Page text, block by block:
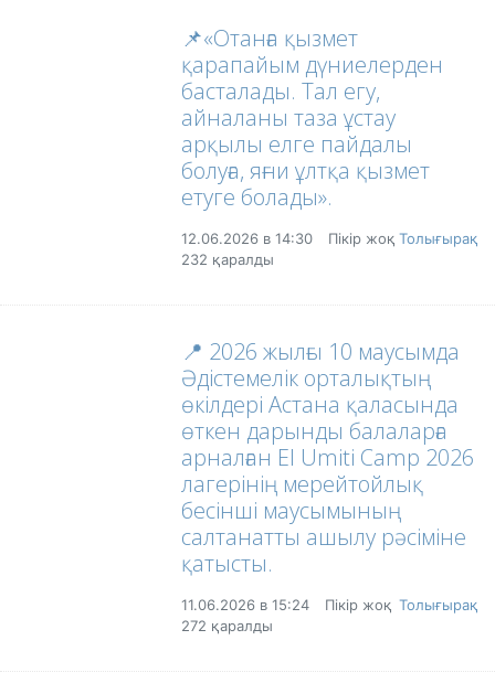
📌«Отанға қызмет
қарапайым дүниелерден
басталады. Тал егу,
айналаны таза ұстау
арқылы елге пайдалы
болуға, яғни ұлтқа қызмет
етуге болады».
Толығырақ
12.06.2026 в 14:30
Пікір жоқ
232 қаралды
📍 2026 жылғы 10 маусымда
Әдістемелік орталықтың
өкілдері Астана қаласында
өткен дарынды балаларға
арналған El Umiti Camp 2026
лагерінің мерейтойлық
бесінші маусымының
салтанатты ашылу рәсіміне
қатысты.
Толығырақ
11.06.2026 в 15:24
Пікір жоқ
272 қаралды